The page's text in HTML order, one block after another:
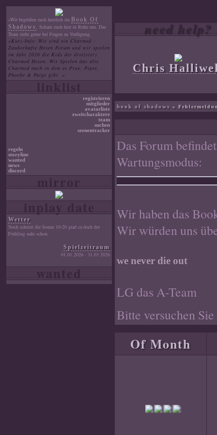
»Wir begrüßen euch herzlich im Book Of
Shadows . Schaut euch hier in Ruhe um. Das
Team steht gerne bei Fragen zu Verfügung.
»Kurz-Info: Wir sind ein Charmed -
Zauberhafte Hexen Forum und wir spielen
im Jahr 2026 die Kids der drei(vier)
Charmed Hexen. Wir Spielen das alte
Charmed nach in dem es Prue, Piper,
Phoebe & Paige gibt. «
linklist
registrieren
mitglieder
avatarliste
zweitcharaktere
team
suchen
szenentracker
regeln
storyline
wanted
news
discord
mirror
inplay date
Wetter
Noch scheint die Sonne 10-20 grad ca doch der
Frühling naht schon.
Spielzeitraum
01.01.2026 - 31.03.2026
wanted
need help?
Chris
book of shadows »
Das Forum
Wartungsmodus:
Wir haben das
Wir würden uns
we never die out
LG das A-Team
Bitte versuchen
Of Month